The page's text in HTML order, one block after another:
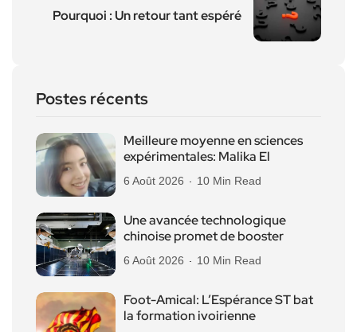
Pourquoi : Un retour tant espéré
Postes récents
Meilleure moyenne en sciences
expérimentales: Malika El
6 Août 2026 10 Min Read
Une avancée technologique
chinoise promet de booster
6 Août 2026 10 Min Read
Foot-Amical: L’Espérance ST bat
la formation ivoirienne